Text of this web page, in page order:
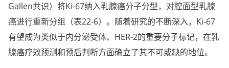
Gallen共识）将Ki-67纳入乳腺癌分子分型，对腔面型乳腺
癌进行重新分组（表22-6）。随着研究的不断深入，Ki-67
有望成为类似于内分泌受体、HER-2的重要分子标记，在乳
腺癌疗效预测和预后判断方面确立了其不可或缺的地位。